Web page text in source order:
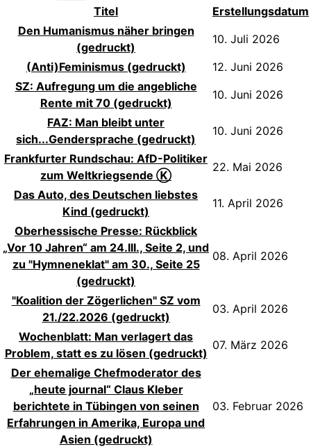
Titel
Erstellungsdatum
Den Humanismus näher bringen
(gedruckt)
10. Juli 2026
(Anti)Feminismus (gedruckt)
12. Juni 2026
SZ: Aufregung um die angebliche
Rente mit 70 (gedruckt)
10. Juni 2026
FAZ: Man bleibt unter
sich...Gendersprache (gedruckt)
10. Juni 2026
Frankfurter Rundschau: AfD-Politiker
zum Weltkriegsende Ⓚ
22. Mai 2026
Das Auto, des Deutschen liebstes
Kind (gedruckt)
11. April 2026
Oberhessische Presse: Rückblick
„Vor 10 Jahren“ am 24.III., Seite 2, und
zu "Hymneneklat" am 30., Seite 25
(gedruckt)
08. April 2026
"Koalition der Zögerlichen" SZ vom
21./22.2026 (gedruckt)
03. April 2026
Wochenblatt: Man verlagert das
Problem, statt es zu lösen (gedruckt)
07. März 2026
Der ehemalige Chefmoderator des
„heute journal“ Claus Kleber
berichtete in Tübingen von seinen
Erfahrungen in Amerika, Europa und
Asien (gedruckt)
03. Februar 2026